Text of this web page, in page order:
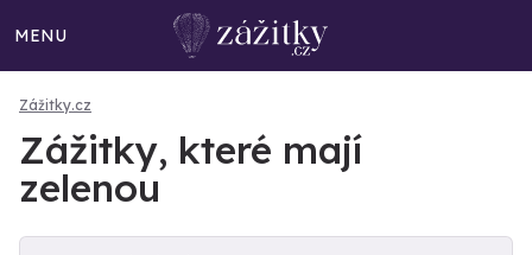
MENU
Zážitky.cz
Zážitky, které mají
zelenou